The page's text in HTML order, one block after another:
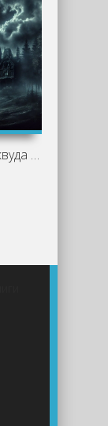
Тайны Блэквуда 8 (Сборник)